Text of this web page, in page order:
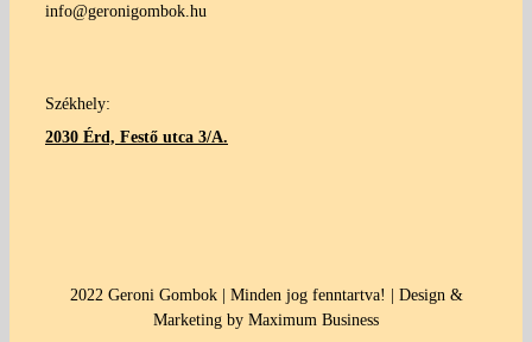
info@geronigombok.hu
Székhely:
2030 Érd, Festő utca 3/A.
2022 Geroni Gombok | Minden jog fenntartva! | Design &
Marketing by Maximum Business